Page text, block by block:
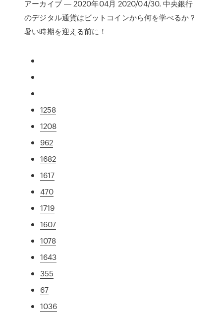
アーカイブ ― 2020年04月 2020/04/30. 中央銀行
のデジタル通貨はビットコインから何を学べるか？
暑い時期を迎える前に！
1258
1208
962
1682
1617
470
1719
1607
1078
1643
355
67
1036